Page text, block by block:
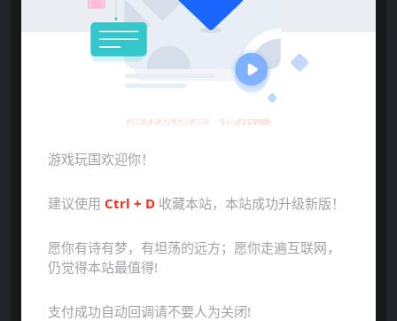
游戏玩国温馨提示：
游戏玩国欢迎你！
建议使用 Ctrl + D 收藏本站，本站成功升级新版！
愿你有诗有梦，有坦荡的远方；愿你走遍互联网，
仍觉得本站最值得!
支付成功自动回调请不要人为关闭!